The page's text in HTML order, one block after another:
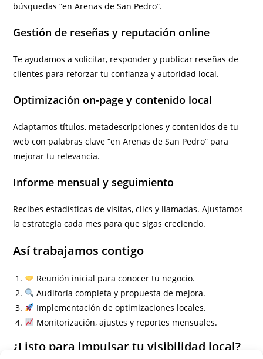
búsquedas “en Arenas de San Pedro”.
Gestión de reseñas y reputación online
Te ayudamos a solicitar, responder y publicar reseñas de
clientes para reforzar tu confianza y autoridad local.
Optimización on-page y contenido local
Adaptamos títulos, metadescripciones y contenidos de tu
web con palabras clave “en Arenas de San Pedro” para
mejorar tu relevancia.
Informe mensual y seguimiento
Recibes estadísticas de visitas, clics y llamadas. Ajustamos
la estrategia cada mes para que sigas creciendo.
Así trabajamos contigo
Reunión inicial para conocer tu negocio.
Auditoría completa y propuesta de mejora.
Implementación de optimizaciones locales.
Monitorización, ajustes y reportes mensuales.
¿Listo para impulsar tu visibilidad local?